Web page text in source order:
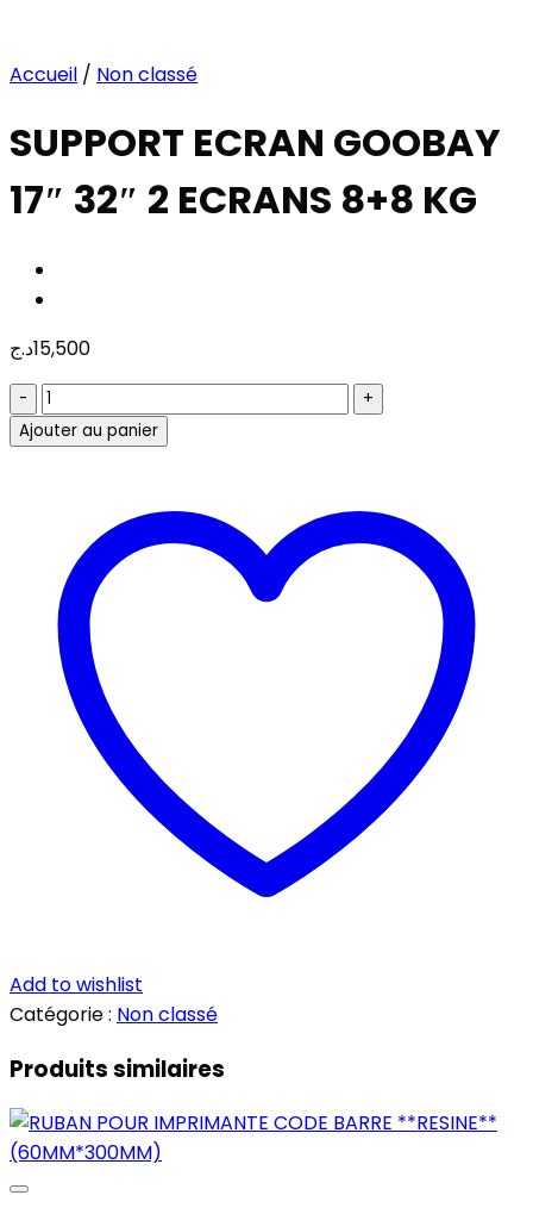
Accueil / Non classé
SUPPORT ECRAN GOOBAY
17″ 32″ 2 ECRANS 8+8 KG
15,500د.ج
quantité
de
SUPPORT
32"
ECRANS
8+8
KG
Ajouter au panier
Add to wishlist
Catégorie : Non classé
Produits similaires